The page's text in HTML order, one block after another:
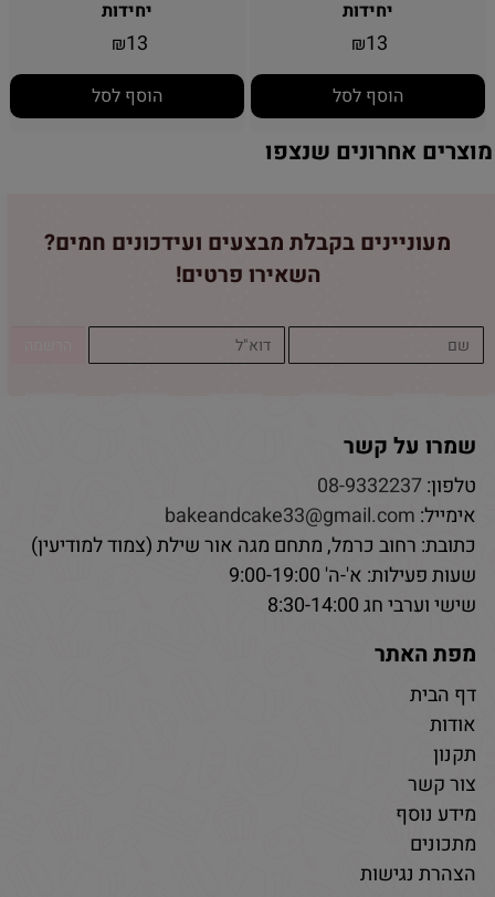
יחידות
₪13
הוסף לסל
יחידות
₪13
הוסף לסל
מוצרים אחרונים שנצפו
מעוניינים בקבלת מבצעים ועידכונים חמים?
השאירו פרטים!
שמרו על קשר
טלפון:08-9332237
אימייל: bakeandcake33@gmail.com
כתובת: רחוב כרמל, מתחם מגה אור שילת (צמוד למודיעין)
שעות פעילות: א'-ה' 9:00-19:00
שישי וערבי חג 8:30-14:00
מפת האתר
דף הבית
אודות
תקנון
צור קשר
מידע נוסף
מתכונים
הצהרת נגישות